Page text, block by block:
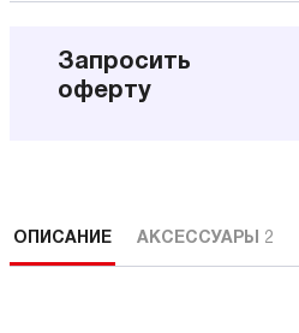
Запросить
оферту
ОПИСАНИЕ АКСЕССУАРЫ 2